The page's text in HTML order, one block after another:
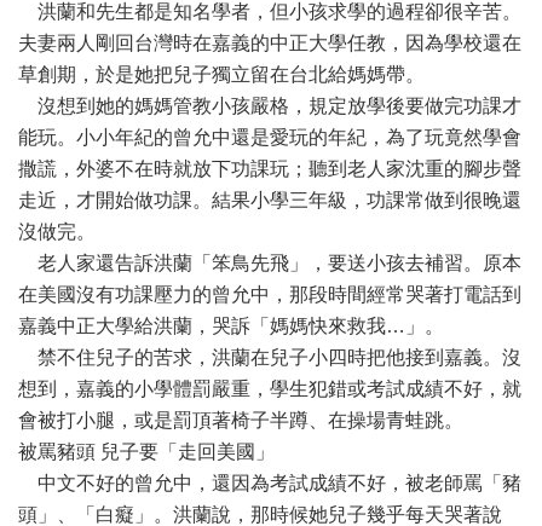
洪蘭和先生都是知名學者，但小孩求學的過程卻很辛苦。
夫妻兩人剛回台灣時在嘉義的中正大學任教，因為學校還在
草創期，於是她把兒子獨立留在台北給媽媽帶。
沒想到她的媽媽管教小孩嚴格，規定放學後要做完功課才
能玩。小小年紀的曾允中還是愛玩的年紀，為了玩竟然學會
撒謊，外婆不在時就放下功課玩；聽到老人家沈重的腳步聲
走近，才開始做功課。結果小學三年級，功課常做到很晚還
沒做完。
老人家還告訴洪蘭「笨鳥先飛」，要送小孩去補習。原本
在美國沒有功課壓力的曾允中，那段時間經常哭著打電話到
嘉義中正大學給洪蘭，哭訴「媽媽快來救我…」。
禁不住兒子的苦求，洪蘭在兒子小四時把他接到嘉義。沒
想到，嘉義的小學體罰嚴重，學生犯錯或考試成績不好，就
會被打小腿，或是罰頂著椅子半蹲、在操場青蛙跳。
被罵豬頭 兒子要「走回美國」
中文不好的曾允中，還因為考試成績不好，被老師罵「豬
頭」、「白癡」。洪蘭說，那時候她兒子幾乎每天哭著說